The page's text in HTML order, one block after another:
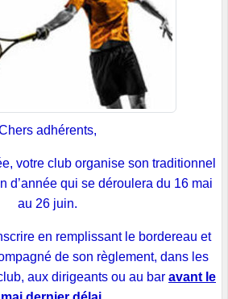
adhérents,
votre club organise son traditionnel
d’année qui se déroulera du 16 mai
au 26 juin.
en remplissant le bordereau et
de son règlement, dans les
aux dirigeants ou au bar avant le